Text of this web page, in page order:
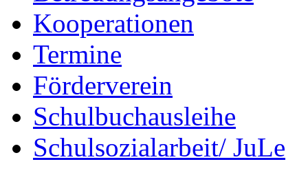
Kooperationen
Termine
Förderverein
Schulbuchausleihe
Schulsozialarbeit/ JuLe